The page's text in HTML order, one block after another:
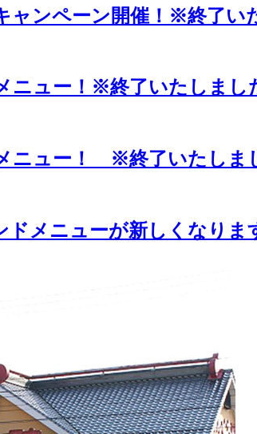
ャンペーン開催！※終了い
ニュー！※終了いたしまし
ニュー！ ※終了いたしま
メニューが新しくなりま